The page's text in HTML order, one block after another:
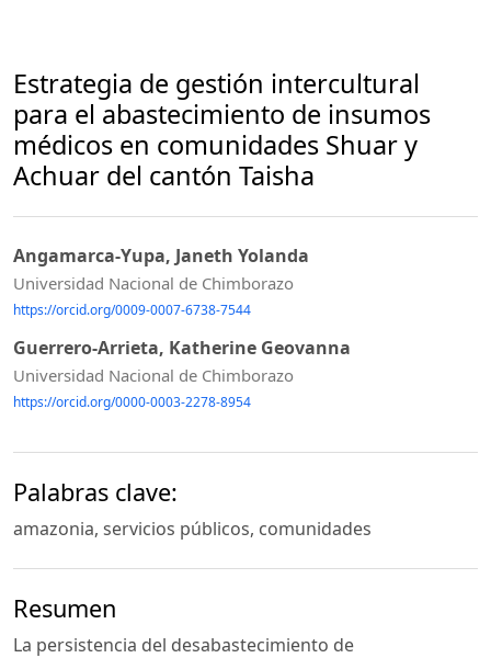
Estrategia de gestión intercultural
para el abastecimiento de insumos
médicos en comunidades Shuar y
Achuar del cantón Taisha
Angamarca-Yupa, Janeth Yolanda
Universidad Nacional de Chimborazo
https://orcid.org/0009-0007-6738-7544
Guerrero-Arrieta, Katherine Geovanna
Universidad Nacional de Chimborazo
https://orcid.org/0000-0003-2278-8954
Palabras clave:
amazonia, servicios públicos, comunidades
Resumen
La persistencia del desabastecimiento de